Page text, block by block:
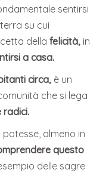
sentirsi
su cui
dellafelicità, in
a casa.
circa, è un
che si lega
radici.
almeno in
questo
delle sagre